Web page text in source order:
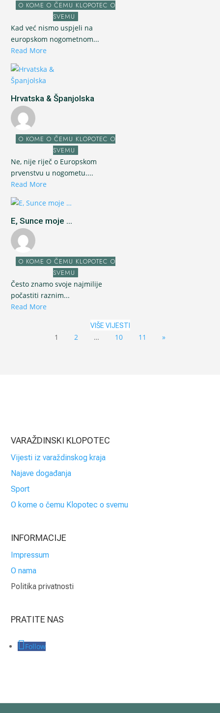
O KOME O ČEMU KLOPOTEC O
SVEMU
Kad već nismo uspjeli na
europskom nogometnom...
Read More
Hrvatska & Španjolska
O KOME O ČEMU KLOPOTEC O
SVEMU
Ne, nije riječ o Europskom
prvenstvu u nogometu....
Read More
E, Sunce moje ...
O KOME O ČEMU KLOPOTEC O
SVEMU
Često znamo svoje najmilije
počastiti raznim...
Read More
VIŠE VIJESTI
1 2 … 10 11 »
VARAŽDINSKI KLOPOTEC
Vijesti iz varaždinskog kraja
Najave događanja
Sport
O kome o čemu Klopotec o svemu
INFORMACIJE
Impressum
O nama
Politika privatnosti
PRATITE NAS
Follow